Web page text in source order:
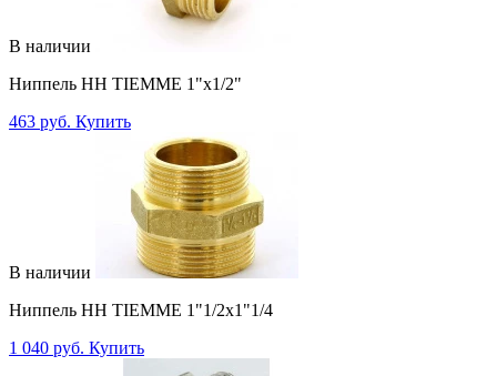
В наличии
Ниппель НН TIEMME 1"x1/2"
463 руб. Купить
В наличии
Ниппель НН TIEMME 1"1/2x1"1/4
1 040 руб. Купить